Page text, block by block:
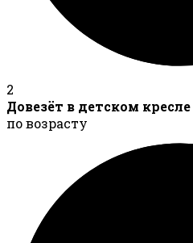
2
Довезёт в детском кресле
по возрасту